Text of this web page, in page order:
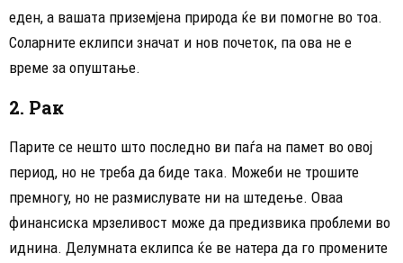
еден, а вашата приземјена природа ќе ви помогне во тоа.
Соларните еклипси значат и нов почеток, па ова не е
време за опуштање.
2. Рак
Парите се нешто што последно ви паѓа на памет во овој
период, но не треба да биде така. Можеби не трошите
премногу, но не размислувате ни на штедење. Оваа
финансиска мрзеливост може да предизвика проблеми во
иднина. Делумната еклипса ќе ве натера да го промените